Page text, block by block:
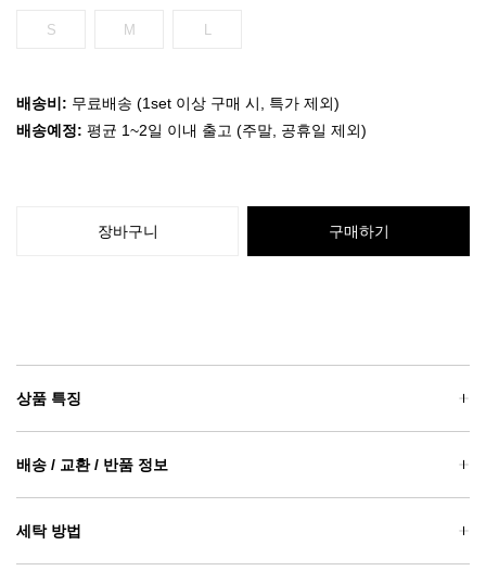
S M L
배송비: 무료배송 (1set 이상 구매 시, 특가 제외)
배송예정: 평균 1~2일 이내 출고 (주말, 공휴일 제외)
장바구니 구매하기
상품 특징
배송 / 교환 / 반품 정보
세탁 방법